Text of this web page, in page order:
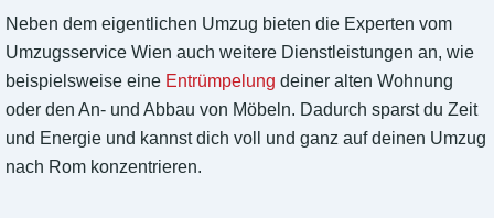
Neben dem eigentlichen Umzug bieten die Experten vom
Umzugsservice Wien auch weitere Dienstleistungen an, wie
beispielsweise eine Entrümpelung deiner alten Wohnung
oder den An- und Abbau von Möbeln. Dadurch sparst du Zeit
und Energie und kannst dich voll und ganz auf deinen Umzug
nach Rom konzentrieren.